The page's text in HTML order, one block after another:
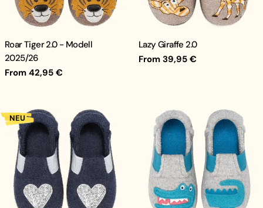
Roar Tiger 2.0 - Modell
2025/26
Regular
From 42,95 €
Lazy Giraffe 2.0
Regular
From 39,95 €
NEU